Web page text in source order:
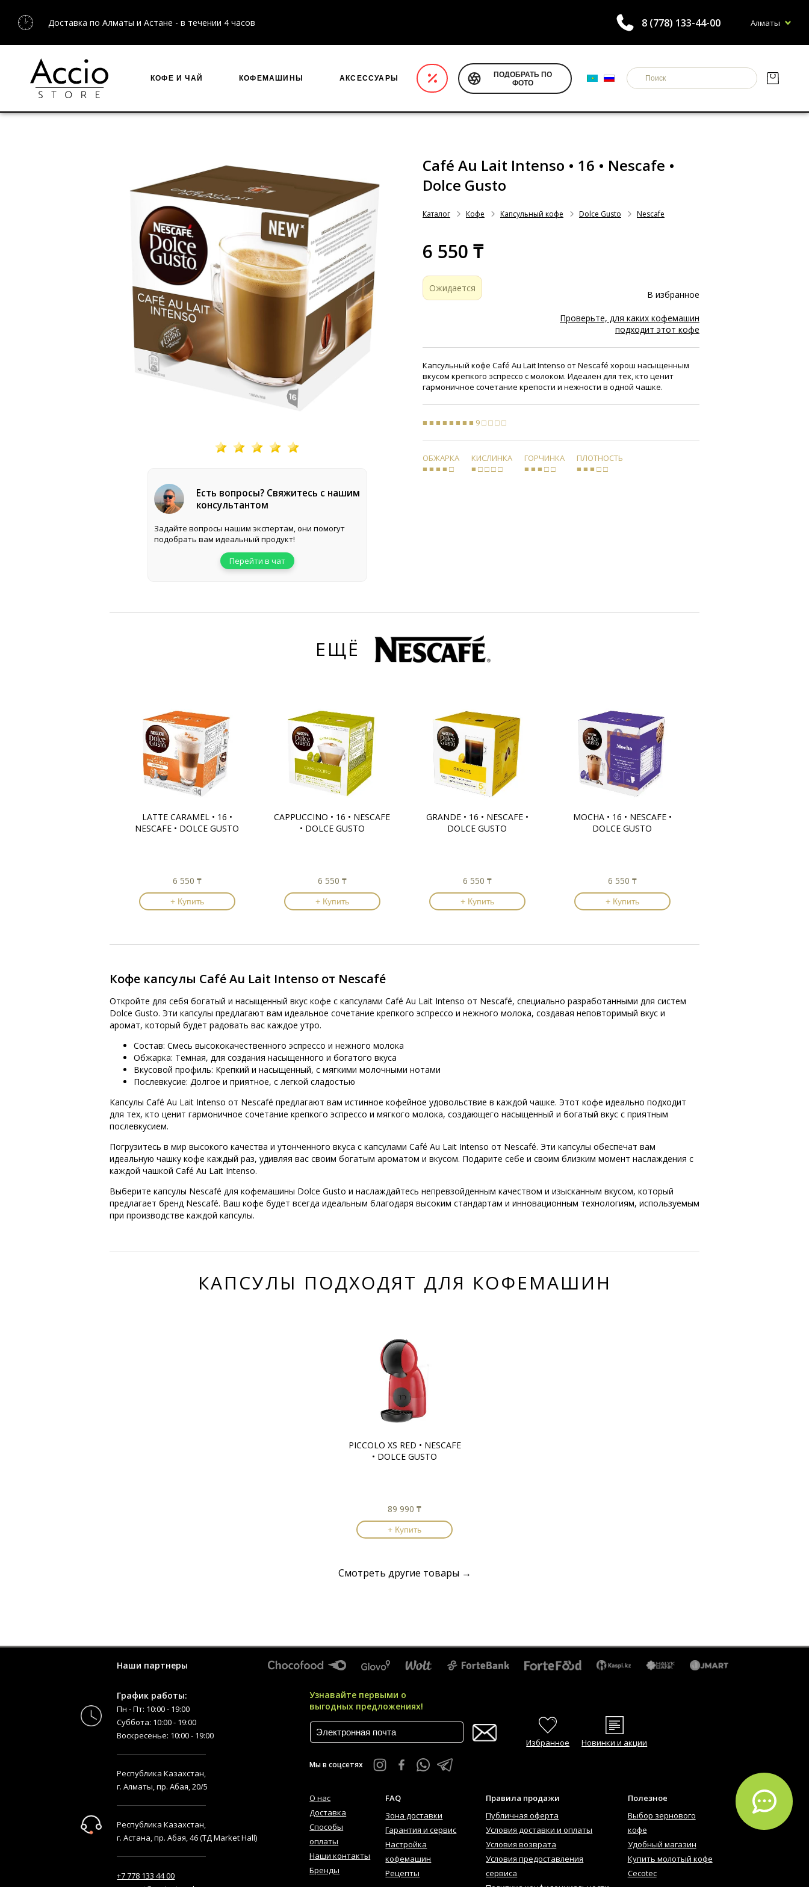
Доставка по Алматы и Астане - в течении 4 часов 8 (778) 133-44-00 Алматы
КОФЕ И ЧАЙ КОФЕМАШИНЫ АКСЕССУАРЫ
ПОДОБРАТЬ ПО
ФОТО
Есть вопросы? Свяжитесь с нашим
консультантом
Задайте вопросы нашим экспертам, они помогут
подобрать вам идеальный продукт!
Перейти в чат
Café Au Lait Intenso • 16 • Nescafe •
Dolce Gusto
Каталог Кофе Капсульный кофе Dolce Gusto Nescafe
6 550 ₸
Ожидается
В избранное
Проверьте, для каких кофемашин
подходит этот кофе
Капсульный кофе Café Au Lait Intenso от Nescafé хорош насыщенным
вкусом крепкого эспрессо с молоком. Идеален для тех, кто ценит
гармоничное сочетание крепости и нежности в одной чашке.
■ ■ ■ ■ ■ ■ ■ ■ 9 □ □ □ □
ОБЖАРКА
■ ■ ■ ■ □
КИСЛИНКА
■ □ □ □ □
ГОРЧИНКА
■ ■ ■ □ □
ПЛОТНОСТЬ
■ ■ ■ □ □
ЕЩЁ
LATTE CARAMEL • 16 •
NESCAFE • DOLCE GUSTO
6 550 ₸
+ Купить
CAPPUCCINO • 16 • NESCAFE
• DOLCE GUSTO
6 550 ₸
+ Купить
GRANDE • 16 • NESCAFE •
DOLCE GUSTO
6 550 ₸
+ Купить
MOCHA • 16 • NESCAFE •
DOLCE GUSTO
6 550 ₸
+ Купить
Кофе капсулы Café Au Lait Intenso от Nescafé
Откройте для себя богатый и насыщенный вкус кофе с капсулами Café Au Lait Intenso от Nescafé, специально разработанными для систем
Dolce Gusto. Эти капсулы предлагают вам идеальное сочетание крепкого эспрессо и нежного молока, создавая неповторимый вкус и
аромат, который будет радовать вас каждое утро.
Состав: Смесь высококачественного эспрессо и нежного молока
Обжарка: Темная, для создания насыщенного и богатого вкуса
Вкусовой профиль: Крепкий и насыщенный, с мягкими молочными нотами
Послевкусие: Долгое и приятное, с легкой сладостью
Капсулы Café Au Lait Intenso от Nescafé предлагают вам истинное кофейное удовольствие в каждой чашке. Этот кофе идеально подходит
для тех, кто ценит гармоничное сочетание крепкого эспрессо и мягкого молока, создающего насыщенный и богатый вкус с приятным
послевкусием.
Погрузитесь в мир высокого качества и утонченного вкуса с капсулами Café Au Lait Intenso от Nescafé. Эти капсулы обеспечат вам
идеальную чашку кофе каждый раз, удивляя вас своим богатым ароматом и вкусом. Подарите себе и своим близким момент наслаждения с
каждой чашкой Café Au Lait Intenso.
Выберите капсулы Nescafé для кофемашины Dolce Gusto и наслаждайтесь непревзойденным качеством и изысканным вкусом, который
предлагает бренд Nescafé. Ваш кофе будет всегда идеальным благодаря высоким стандартам и инновационным технологиям, используемым
при производстве каждой капсулы.
КАПСУЛЫ ПОДХОДЯТ ДЛЯ КОФЕМАШИН
PICCOLO XS RED • NESCAFE
• DOLCE GUSTO
89 990 ₸
+ Купить
Смотреть другие товары →
Наши партнеры
График работы:
Пн - Пт: 10:00 - 19:00
Суббота: 10:00 - 19:00
Воскресенье: 10:00 - 19:00
Республика Казахстан,
г. Алматы, пр. Абая, 20/5
Республика Казахстан,
г. Астана, пр. Абая, 46 (ТД Market Hall)
+7 778 133 44 00
Узнавайте первыми о
выгодных предложениях!
Мы в соцсетях
Избранное Новинки и акции
О нас
Доставка
Способы
оплаты
Наши контакты
Бренды
FAQ
Зона доставки
Гарантия и сервис
Настройка
кофемашин
Рецепты
Правила продажи
Публичная оферта
Условия доставки и оплаты
Условия возврата
Условия предоставления
сервиса
Полезное
Выбор зернового
кофе
Удобный магазин
Купить молотый кофе
Cecotec